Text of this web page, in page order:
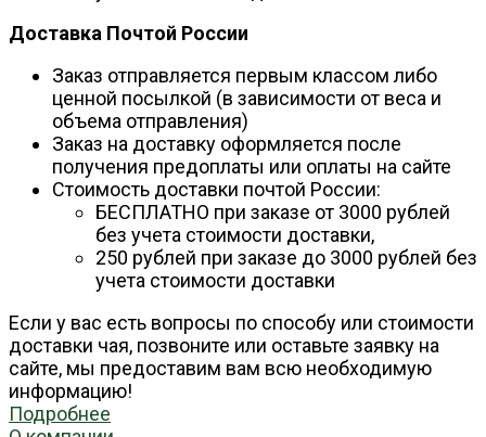
Доставка Почтой России
Заказ отправляется первым классом либо
ценной посылкой (в зависимости от веса и
объема отправления)
Заказ на доставку оформляется после
получения предоплаты или оплаты на сайте
Стоимость доставки почтой России:
БЕСПЛАТНО при заказе от 3000 рублей
без учета стоимости доставки,
250 рублей при заказе до 3000 рублей без
учета стоимости доставки
Если у вас есть вопросы по способу или стоимости
доставки чая, позвоните или оставьте заявку на
сайте, мы предоставим вам всю необходимую
информацию!
Подробнее